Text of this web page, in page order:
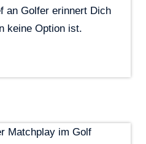
an Golfer erinnert Dich
keine Option ist.